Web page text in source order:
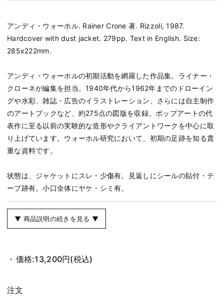
アンディ・ウォーホル. Rainer Crone 著. Rizzoli, 1987.
Hardcover with dust jacket. 279pp. Text in English. Size:
285x222mm.
アンディ・ウォーホルの初期活動を網羅した作品集。ライナー・
クローネが編集を担当。1940年代から1962年までのドローイン
グや水彩、雑誌・広告のイラストレーション、さらには自主制作
のアートブックなど、約275点の図版を収録。ポップアートの代
表作に至る以前の実験的な造形やクライアントワークを中心に取
り上げています。ウォーホル研究において、初期の足跡を知る貴
重な資料です。
状態は、ジャケットにスレ・少傷有。見返しにシールの貼付・テ
ープ跡有。小口全体にヤケ・シミ有。
▼ 商品説明の続きを見る ▼
価格:13,200円(税込)
注文